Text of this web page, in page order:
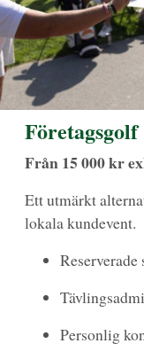
Företagsgolf
Från 15 000 kr
Ett utmärkt
lokala kundevent.
Personlig